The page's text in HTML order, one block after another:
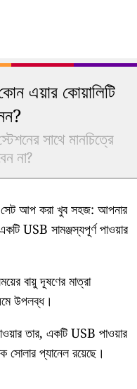
এয়ার কোয়ালিটি
সাথে মানচিত্রে
না?
সেট আপ করা খুব সহজ: আপনার
USB সামঞ্জস্যপূর্ণ পাওয়ার
বায়ু দূষণের মাত্রা
উপলব্ধ।
তার, একটি USB পাওয়ার
সোলার প্যানেল রয়েছে।